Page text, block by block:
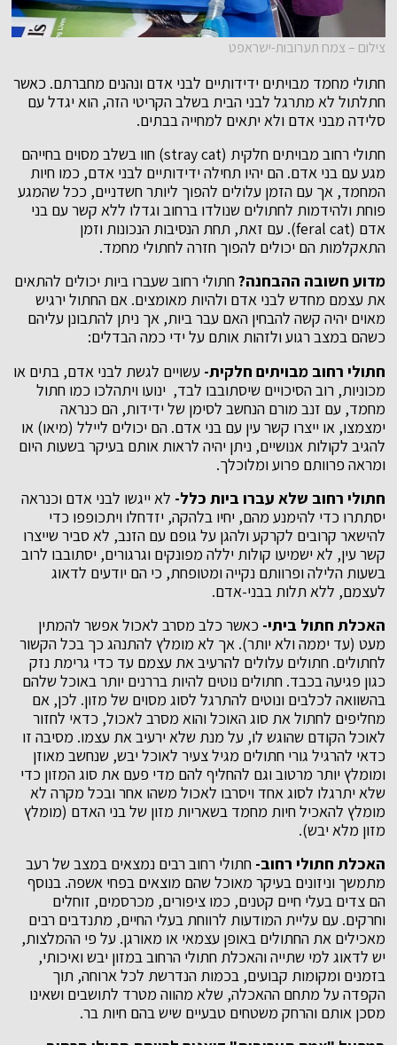
צילום – צמח תערובות-ישראפט
חתולי מחמד מבויתים ידידותיים לבני אדם ונהנים מחברתם. כאשר
חתלתול לא מתרגל לבני הבית בשלב הקריטי הזה, הוא יגדל עם
סלידה מבני אדם ולא יתאים למחייה בבתים.
חתולי רחוב מבויתים חלקית (stray cat) חוו בשלב מסוים בחייהם
מגע עם בני אדם. הם יהיו תחילה ידידותיים לבני אדם, כמו חיות
המחמד, אך עם הזמן עלולים להפוך ליותר חשדניים, ככל שהמגע
פוחת ולהידמות לחתולים שנולדו ברחוב וגדלו ללא קשר עם בני
אדם (feral cat). עם זאת, תחת הנסיבות הנכונות וזמן
התאקלמות הם יכולים להפוך חזרה לחתולי מחמד.
מדוע חשובה ההבחנה?חתולי רחוב שעברו ביות יכולים להתאים
את עצמם מחדש לבני אדם ולהיות מאומצים. אם החתול ירגיש
מאוים יהיה קשה להבחין האם עבר ביות, אך ניתן להתבונן עליהם
כשהם במצב רגוע ולזהות אותם על ידי כמה הבדלים:
חתולי רחוב מבויתים חלקית- עשויים לגשת לבני אדם, בתים או
מכוניות, רוב הסיכויים שיסתובבו לבד, ינועו ויתהלכו כמו חתול
מחמד, עם זנב מורם הנחשב לסימן של ידידות, הם כנראה
ימצמצו, או ייצרו קשר עין עם בני אדם. הם יכולים ליילל (מיאו) או
להגיב לקולות אנושיים, ניתן יהיה לראות אותם בעיקר בשעות היום
ומראה פרוותם פרוע ומלוכלך.
חתולי רחוב שלא עברו ביות כלל- לא ייגשו לבני אדם וכנראה
יסתתרו כדי להימנע מהם, יחיו בלהקה, יזדחלו ויתכופפו כדי
להישאר קרובים לקרקע ולהגן על גופם עם הזנב, לא סביר שייצרו
קשר עין, לא ישמיעו קולות יללה מפונקים וגרגורים, יסתובבו לרוב
בשעות הלילה ופרוותם נקייה ומטופחת, כי הם יודעים לדאוג
לעצמם, ללא תלות בבני-אדם.
האכלת חתול ביתי- כאשר כלב מסרב לאכול אפשר להמתין
מעט (עד יממה ולא יותר). אך לא מומלץ להתנהג כך בכל הקשור
לחתולים. חתולים עלולים להרעיב את עצמם עד כדי גרימת נזק
כגון פגיעה בכבד. חתולים נוטים להיות בררנים יותר באוכל שלהם
בהשוואה לכלבים ונוטים להתרגל לסוג מסוים של מזון. לכן, אם
מחליפים לחתול את סוג האוכל והוא מסרב לאכול, כדאי לחזור
לאוכל הקודם שהוגש לו, על מנת שלא ירעיב את עצמו. מסיבה זו
כדאי להרגיל גורי חתולים מגיל צעיר לאוכל יבש, שנחשב מאוזן
ומומלץ יותר מרטוב וגם להחליף להם מדי פעם את סוג המזון כדי
שלא יתרגלו לסוג אחד ויסרבו לאכול משהו אחרובכל מקרה לא
מומלץ להאכיל חיות מחמד בשאריות מזון של בני האדם (מומלץ
מזון מלא יבש).
האכלת חתולי רחוב- חתולי רחוב רבים נמצאים במצב של רעב
מתמשך וניזונים בעיקר מאוכל שהם מוצאים בפחי אשפה. בנוסף
הם צדים בעלי חיים קטנים, כמו ציפורים, מכרסמים, זוחלים
וחרקים. עם עליית המודעות לרווחת בעלי החיים, מתנדבים רבים
מאכילים את החתולים באופן עצמאי או מאורגן. על פי ההמלצות,
יש לדאוג למי שתייה והאכלת חתולי הרחוב במזון יבש ואיכותי,
בזמנים ומקומות קבועים, בכמות הנדרשת לכל ארוחה, תוך
הקפדה על מתחם ההאכלה, שלא מהווה מטרד לתושבים ושאינו
מסכן אותם והרחק משטחים טבעיים שיש בהם חיות בר.